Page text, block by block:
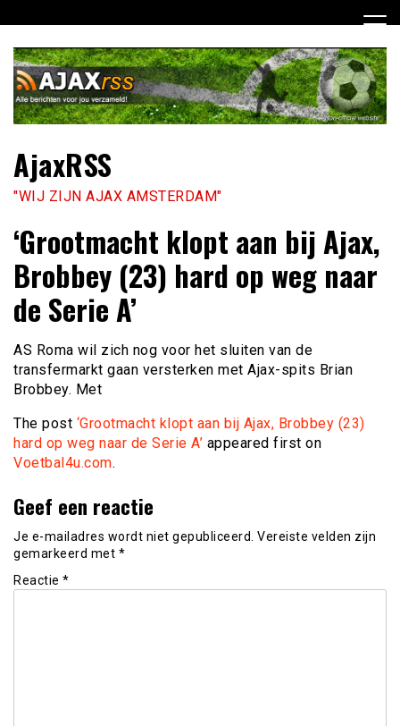
naar
inhoud
AjaxRSS
"WIJ ZIJN AJAX AMSTERDAM"
‘Grootmacht klopt aan bij Ajax,
Brobbey (23) hard op weg naar
de Serie A’
AS Roma wil zich nog voor het sluiten van de
transfermarkt gaan versterken met Ajax-spits Brian
Brobbey. Met
The post ‘Grootmacht klopt aan bij Ajax, Brobbey (23)
hard op weg naar de Serie A’ appeared first on
Voetbal4u.com.
Geef een reactie
Je e-mailadres wordt niet gepubliceerd. Vereiste velden zijn
gemarkeerd met *
Reactie *